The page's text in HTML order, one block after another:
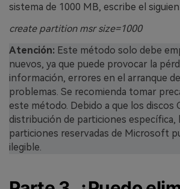
sistema de 1000 MB, escribe el
create partition msr size=1000
Atención: Este método solo debe
nuevos, ya que puede provocar la
información, errores en el arranque
problemas. Se recomienda tomar
este método. Debido a que los discos
distribución de particiones específica,
particiones reservadas de Microsoft
ilegible.